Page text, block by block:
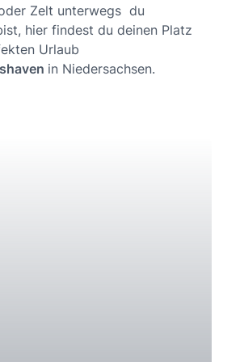
Zelt unterwegs du
hier findest du deinen Platz
Urlaub
in Niedersachsen.